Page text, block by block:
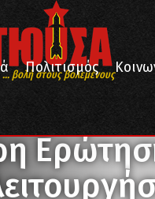
... βολή στους βολεμένους
Πολιτισμός
Επίκαιρη Ερώτηση του ΚΚΕ: